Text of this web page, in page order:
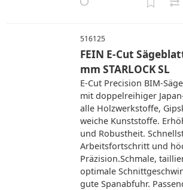
516125
FEIN E-Cut
mm STARLOCK SL
E-Cut Precision BIM-
mit doppelreihiger
alle Holzwerkstoffe,
weiche Kunststoffe.
und Robustheit.
Arbeitsfortschritt und
Präzision.Schmale,
optimale
gute Spanabfuhr.